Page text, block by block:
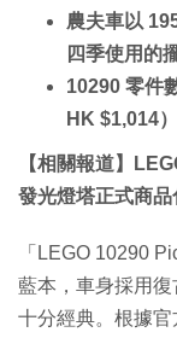
農夫車以
四季使用的
10290 零件
HK $1,014
【相關報道】
發光燈塔正式商品
「LEGO 10290
藍本，車身採用
十分經典。根據